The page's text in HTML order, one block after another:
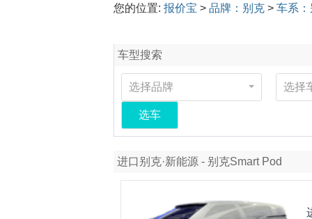
您的位置:报价宝 >品牌：别克 >车系
车型搜索
选择品牌 选择
选车
进口别克·新能源 - 别克Smart Pod